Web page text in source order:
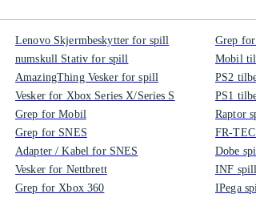
Lenovo Skjermbeskytter for spill
numskull Stativ for spill
AmazingThing Vesker for spill
Vesker for Xbox Series X/Series S
Grep for Mobil
Grep for SNES
Adapter / Kabel for SNES
Vesker for Nettbrett
Grep for Xbox 360
Grep
Mobil
PS2
PS1
Raptor
FR-
Dobe
INF
IPega